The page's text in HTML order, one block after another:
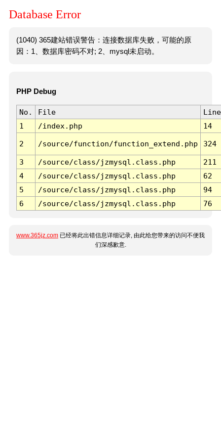
Database Error
(1040) 365建站错误警告：连接数据库失败，可能的原
因：1、数据库密码不对; 2、mysql未启动。
PHP Debug
No. File
Line
1
/index.php 14
2 /source/function/function_extend.php 324
3 /source/class/jzmysql.class.php
211
4
/source/class/jzmysql.class.php
62
5
/source/class/jzmysql.class.php
94
6
/source/class/jzmysql.class.php 76
www.365jz.com 已经将此出错信息详细记录, 由此给您带来的访问不便我
们深感歉意.